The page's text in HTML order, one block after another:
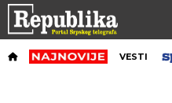
VESTI